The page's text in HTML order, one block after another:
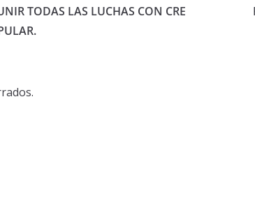
TODAS LAS LUCHAS CON CRE